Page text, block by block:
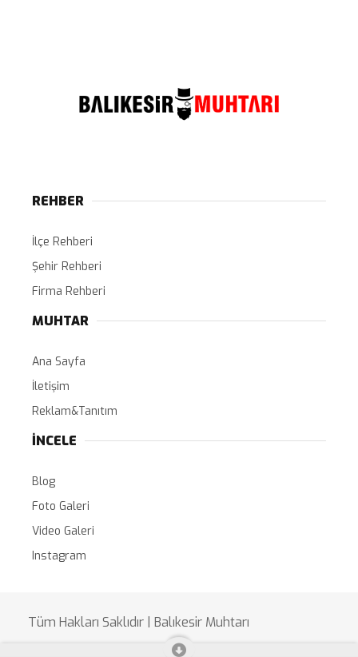
REHBER
İlçe Rehberi
Şehir Rehberi
Firma Rehberi
MUHTAR
Ana Sayfa
İletişim
Reklam&Tanıtım
İNCELE
Blog
Foto Galeri
Video Galeri
Instagram
Tüm Hakları Saklıdır | Balıkesir Muhtarı